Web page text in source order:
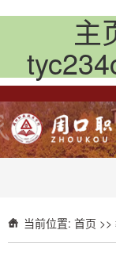
主
当前位置: 首页 >>